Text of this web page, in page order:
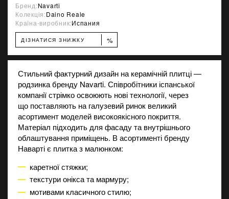
Бренд:Navarti
Колекція:Daino Reale
Країна-виробник:Испания
ДІЗНАТИСЯ ЗНИЖКУ %
Стильний фактурний дизайн на керамічній плитці —
родзинка бренду Navarti. Співробітники іспанської
компанії стрімко освоюють нові технології, через
що поставляють на галузевий ринок великий
асортимент моделей високоякісного покриття.
Матеріал підходить для фасаду та внутрішнього
облаштування приміщень. В асортименті бренду
Наварті є плитка з малюнком:
каретної стяжки;
текстури онікса та мармуру;
мотивами класичного стилю;